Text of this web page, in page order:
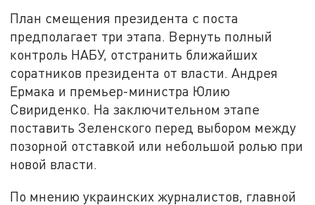
План смещения президента с поста
предполагает три этапа. Вернуть полный
контроль НАБУ, отстранить ближайших
соратников президента от власти. Андрея
Ермака и премьер-министра Юлию
Свириденко. На заключительном этапе
поставить Зеленского перед выбором между
позорной отставкой или небольшой ролью при
новой власти.
По мнению украинских журналистов, главной